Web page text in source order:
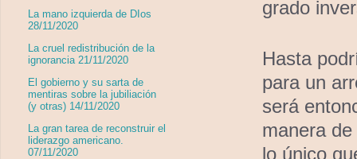
grado
Hasta
para un
será
manera
lo único
La mano izquierda de DIos
28/11/2020
La cruel redistribución de la
ignorancia 21/11/2020
El gobierno y su sarta de
mentiras sobre la jubiliación
(y otras) 14/11/2020
La gran tarea de reconstruir el
liderazgo americano.
07/11/2020